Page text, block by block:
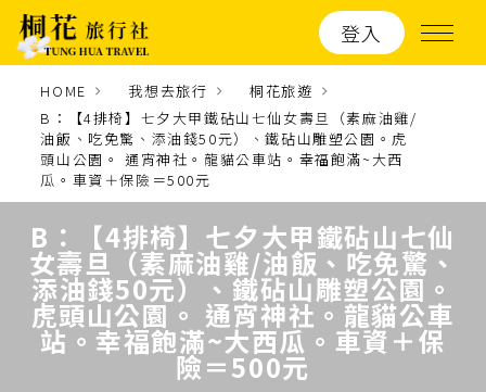
登入
HOME 我想去旅行
桐花旅遊
B：【4排椅】七夕大甲鐵砧山七仙女壽旦（素麻油雞/
油飯、吃免驚、添油錢50元）、鐵砧山雕塑公園。虎
頭山公園。 通宵神社。龍貓公車站。幸福飽滿~大西
瓜。車資＋保險＝500元
B：【4排椅】七夕大甲鐵砧山七仙
女壽旦（素麻油雞/油飯、吃免驚、
添油錢50元）、鐵砧山雕塑公園。
虎頭山公園。 通宵神社。龍貓公車
站。幸福飽滿~大西瓜。車資＋保
險＝500元